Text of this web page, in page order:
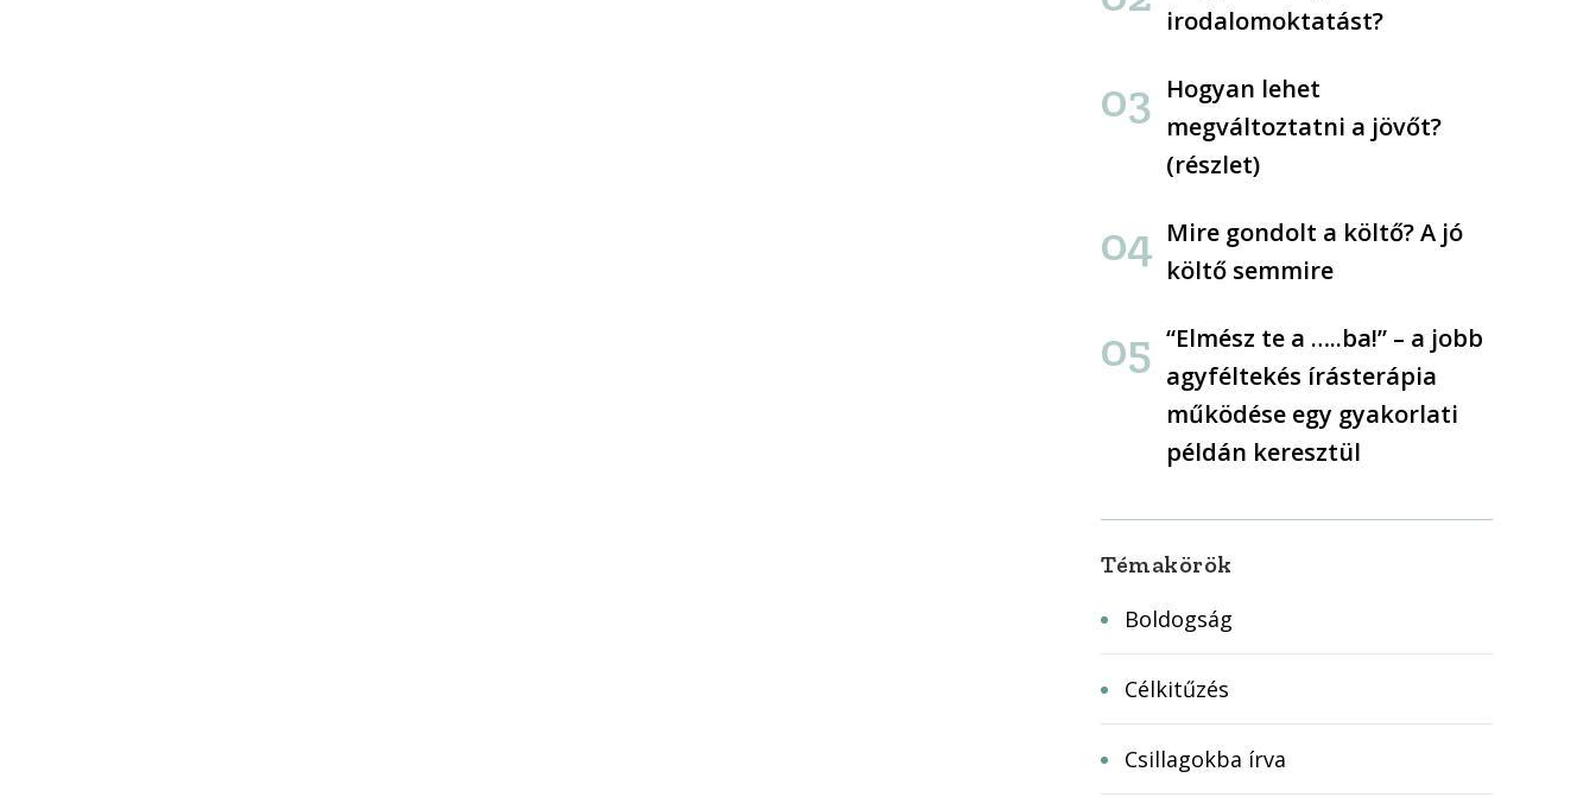
irodalomoktatást?
Hogyan lehet
megváltoztatni a jövőt?
(részlet)
Mire gondolt a költő? A jó
költő semmire
“Elmész te a …..ba!” – a jobb
agyféltekés írásterápia
működése egy gyakorlati
példán keresztül
Témakörök
Boldogság
Célkitűzés
Csillagokba írva